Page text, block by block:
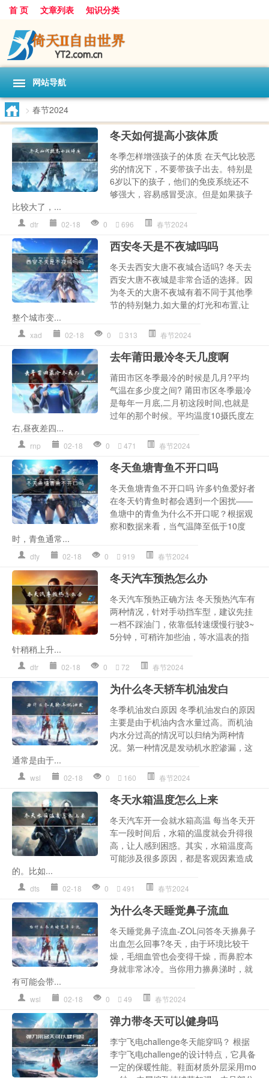
首 页 文章列表 知识分类
网站导航
> 春节2024
冬天如何提高小孩体质
冬季怎样增强孩子的体质 在天气比较恶
劣的情况下，不要带孩子出去。特别是
6岁以下的孩子，他们的免疫系统还不
够强大，容易感冒受凉。但是如果孩子
比较大了，...
dtr 02-18 0 696 春节2024
西安冬天是不夜城吗吗
冬天去西安大唐不夜城合适吗? 冬天去
西安大唐不夜城是非常合适的选择。因
为冬天的大唐不夜城有着不同于其他季
节的特别魅力,如大量的灯光和布置,让
整个城市变...
xad 02-18 0 313 春节2024
去年莆田最冷冬天几度啊
莆田市区冬季最冷的时候是几月?平均
气温在多少度之间? 莆田市区冬季最冷
是每年一月底,二月初这段时间,也就是
过年的那个时候。平均温度10摄氏度左
右,昼夜差四...
rnp 02-18 0 471 春节2024
冬天鱼塘青鱼不开口吗
冬天鱼塘青鱼不开口吗 许多钓鱼爱好者
在冬天钓青鱼时都会遇到一个困扰——
鱼塘中的青鱼为什么不开口呢？根据观
察和数据来看，当气温降至低于10度
时，青鱼通常...
dty 02-18 0 919 春节2024
冬天汽车预热怎么办
冬天汽车预热正确方法 冬天预热汽车有
两种情况，针对手动挡车型，建议先挂
一档不踩油门，依靠低转速缓慢行驶3~
5分钟，可稍许加些油，等水温表的指
针稍稍上升...
dtr 02-18 0 72 春节2024
为什么冬天轿车机油发白
冬季机油发白原因 冬季机油发白的原因
主要是由于机油内含水量过高。而机油
内水分过高的情况可以归纳为两种情
况。第一种情况是发动机水腔渗漏，这
通常是由于...
wsl 02-18 0 160 春节2024
冬天水箱温度怎么上来
冬天汽车开一会就水箱高温 每当冬天开
车一段时间后，水箱的温度就会升得很
高，让人感到困惑。其实，水箱温度高
可能涉及很多原因，都是客观因素造成
的。比如...
dts 02-18 0 491 春节2024
为什么冬天睡觉鼻子流血
冬天睡觉鼻子流血-ZOL问答冬天擤鼻子
出血怎么回事?冬天，由于环境比较干
燥，毛细血管也会变得干燥，而鼻腔本
身就非常冰冷。当你用力擤鼻涕时，就
有可能会带...
wsl 02-18 0 49 春节2024
弹力带冬天可以健身吗
李宁飞电challenge冬天能穿吗？ 根据
李宁飞电challenge的设计特点，它具备
一定的保暖性能。鞋面材质外层采用mo